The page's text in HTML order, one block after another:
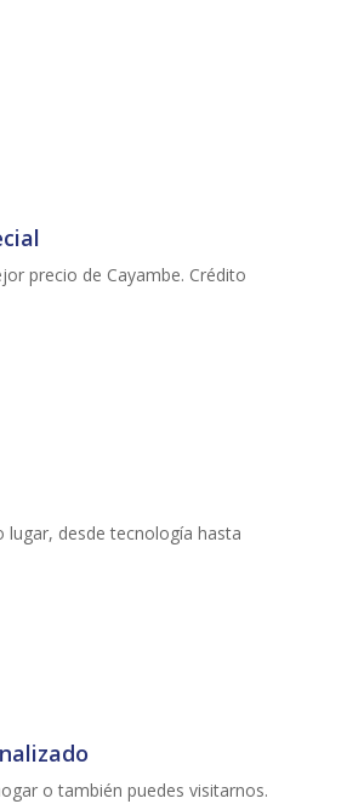
precio de Cayambe. Crédito
lugar, desde tecnología hasta
o también puedes visitarnos.